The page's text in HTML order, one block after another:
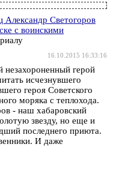
Александр Светогоров
с воинскими
16.10.2015 16:33:16
незахороненный герой
исчезнувшего
героя Советского
моряка с теплохода.
- наш хабаровский
звезду, но еще и
последнего приюта.
И даже